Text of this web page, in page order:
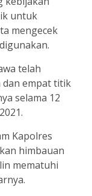
untuk
mengecek
telah
dan empat titik
selama 12
Kapolres
himbauan
mematuhi